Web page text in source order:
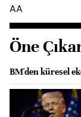
AA
Öne
BM'den küresel